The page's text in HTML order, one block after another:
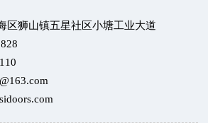
区狮山镇五星社区小塘工业大道